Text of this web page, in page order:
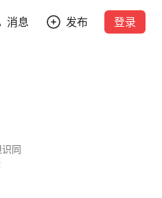
消息 发布 登录
同